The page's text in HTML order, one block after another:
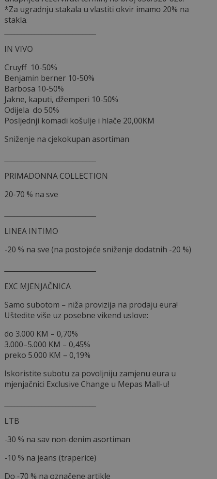
*Za ugradnju stakala u vlastiti okvir imamo 20% na
stakla.
IN VIVO
Cruyff 10-50%
Benjamin berner 10-50%
Barbosa 10-50%
Jakne, kaputi, džemperi 10-50%
Odijela do 50%
Posljednji komadi košulje i hlače 20,00KM
Sniženje na cjekokupan asortiman
PRIMADONNA COLLECTION
20-70 % na sve
LINEA INTIMO
-20 % na sve (na postojeće sniženje dodatnih -20 %)
EXC MJENJAČNICA
Samo subotom – niža provizija na prodaju eura!
Uštedite više uz posebne vikend uslove:
do 3.000 KM – 0,70%
3.000–5.000 KM – 0,45%
preko 5.000 KM – 0,19%
Iskoristite subotu za povoljniju zamjenu eura u
mjenjačnici Exclusive Change u Mepas Mall-u!
LTB
-30 % na sav non-denim asortiman
-10 % na jeans (traperice)
Do -70 % na označene artikle